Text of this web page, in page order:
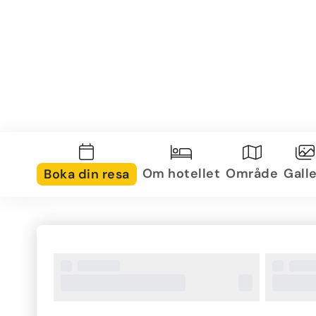
Boka din resa Om hotellet Område